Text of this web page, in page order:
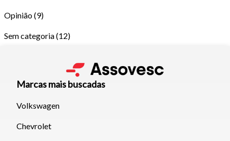
Tamanho do texto
Opinião(9)
Sem categoria(12)
Marcas mais buscadas
Volkswagen
Chevrolet